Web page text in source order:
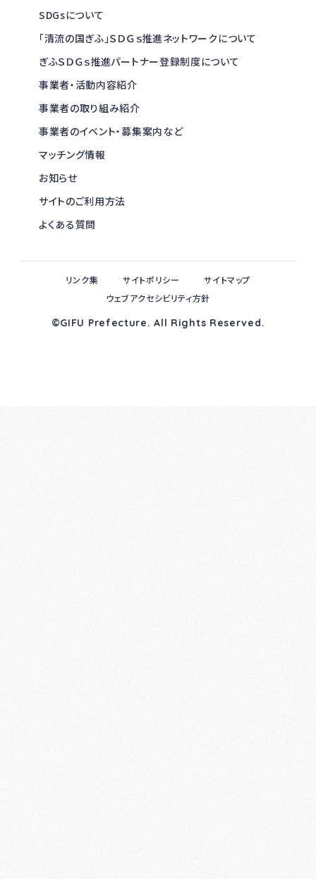
SDGsについて
「清流の国ぎふ」ＳＤＧｓ推進ネットワークについて
ぎふＳＤＧｓ推進パートナー登録制度について
事業者・活動内容紹介
事業者の取り組み紹介
事業者のイベント・募集案内など
マッチング情報
お知らせ
サイトのご利用方法
よくある質問
©GIFU Prefecture. All Rights Reserved.
リンク集 サイトポリシー
サイトマップ
ウェブアクセシビリティ方針